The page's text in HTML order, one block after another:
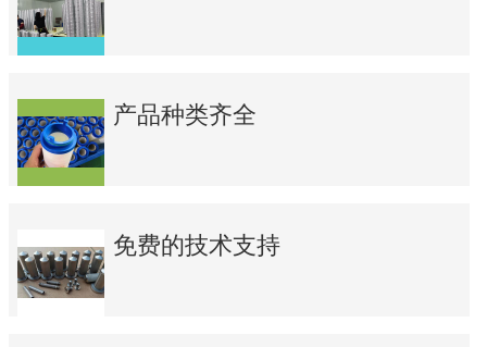
产品种类齐全
免费的技术支持